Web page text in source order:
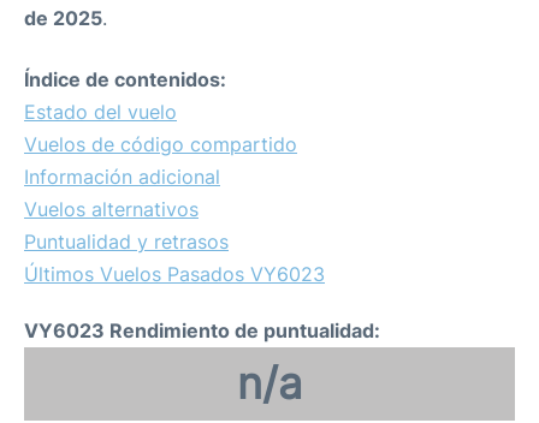
de 2025.
Índice de contenidos:
Estado del vuelo
Vuelos de código compartido
Información adicional
Vuelos alternativos
Puntualidad y retrasos
Últimos Vuelos Pasados VY6023
VY6023 Rendimiento de puntualidad:
n/a